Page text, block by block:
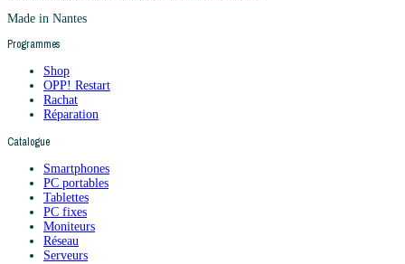
Made in Nantes
Programmes
Shop
OPP! Restart
Rachat
Réparation
Catalogue
Smartphones
PC portables
Tablettes
PC fixes
Moniteurs
Réseau
Serveurs